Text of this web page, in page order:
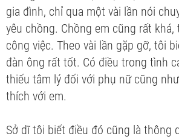
gia đình, chỉ qua một vài lần nói
yêu chồng. Chồng em cũng rất
công việc. Theo vài lần gặp gỡ, tôi
đàn ông rất tốt. Có điều trong tình
thiếu tâm lý đối với phụ nữ cũng
thích với em.
Sở dĩ tôi biết điều đó cũng là thông